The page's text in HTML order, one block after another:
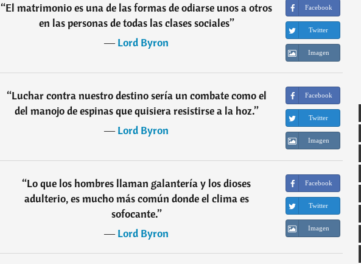
“El matrimonio es una de las formas de odiarse unos a otros
en las personas de todas las clases sociales”
―Lord Byron
Facebook
Twitter
Imagen
“Luchar contra nuestro destino sería un combate como el
del manojo de espinas que quisiera resistirse a la hoz.”
―Lord Byron
Facebook
Twitter
Imagen
“Lo que los hombres llaman galantería y los dioses
adulterio, es mucho más común donde el clima es
sofocante.”
―Lord Byron
Facebook
Twitter
Imagen